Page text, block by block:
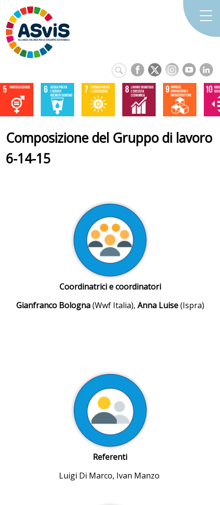
Composizione del Gruppo di lavoro
6-14-15
Coordinatrici e coordinatori
Gianfranco Bologna(Wwf Italia), Anna Luise(Ispra)
Referenti
Luigi Di Marco, Ivan Manzo